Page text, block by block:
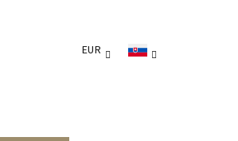
EUR